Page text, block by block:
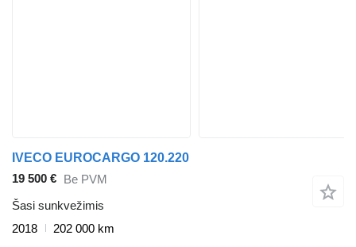
IVECO EUROCARGO 120.220
19 500 € Be PVM
Šasi sunkvežimis
2018
202 000 km